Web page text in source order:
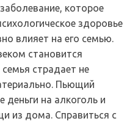
которое
здоровье
влияет на его семью.
становится
страдает не
Пьющий
деньги на алкоголь и
из дома. Справиться с